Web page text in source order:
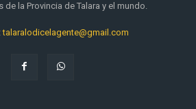
de la Provincia de Talara y el mundo.
talaralodicelagente@gmail.com